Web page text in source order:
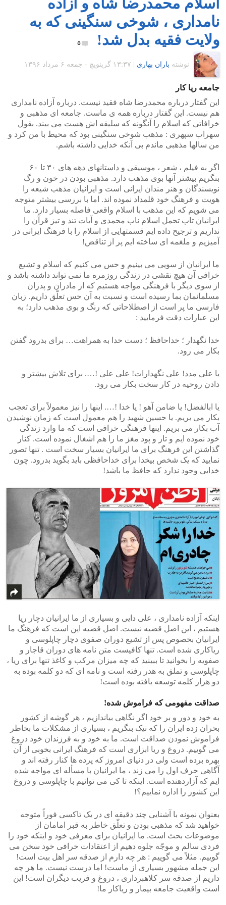
نامداری ، شوخی سنگینی که به
ولایت فقیه بدل شد!
۵
نوشته باران بهاری ۱۳:۳۷ گرينويچ - جمعه ۶ مرداد ۱۳۹۶
جامعه ریا کار
این گفتار درباره محمدرضا شاه فقید نیست. درباره آزاده نامداری
هم نیست. این گفتار درباره همه ی ماست. جامعه ای مذهبی و
خرافاتی که اسلام را آنگونه که سلیقه اش هست می بیند. بقول
سهراب سپهری : مذهب شوخی سنگینی بود که محیط با من کرد و
من سالها مذهبی ماندم بی آنکه خدایی داشته باشم.
اگر به فیلم ، شعر ، موسیقی و داستانهای دهه های ۳۰ تا ۶۰
بنگریم بیشتر آنها بوی مذهب دارد. مذهبی بودن در خون و رگ
نویسندگان و هنر مندان ایرانی است و ایرانیان مذهب شیعه را
هویت و فرهنگ خود قلمداد نموده اند. اما با بررسی بیشتر متوجه
می شویم که این مذهب با اسلام واقعی فاصله بسیار دارد. ما
ایرانیان تاب تحمل اسلام ناب محمدی و آیات تند و تیز قرآن را
نداریم و ترجیح داده ایم قسمتهایی از اسلام را با فرهنگ ایرانی در
آمیزیم و ملغمه ای ساخته ایم پر از تناقض!
ما ایرانیان از سویی می بینیم و حس می کنیم که اسلام و تشیع
خرافی آن هیچ نقشی در زندگی روزمره ما نمی تواند داشته باشد و
از سوی دیگر با فرهنگی مواجه هستیم که از مادران و پدران
مسلمانمان بما رسیده است و نسبت به آن حس تعلّق داریم. زبان
فارسی ما پر است از اصطلاحاتی که رنگ و بوی مذهب دارد؛ به
این عبارات دقت فرمایید :
خدا نگهدار ؛ خداحافظ ؛ دست خدا به همراهت… برای بدرود گفتن
بکار می رود.
یا علی مدد! علی نگهدارات! علی علی !…. برای تلاش بیشتر و
دادن روحیه در کار سخت بکار می رود.
یا ابالفضل! یا ضامن آهو ! یا خدا !…. اینها را نیز معمولاً برای تعجب
بکار می بریم. یا حسین شهید را هم معمول است که زمان نوشیدن
آب بکار می بریم. اینها فرهنگی خرافی است که ما وارد زندگی
خود نموده ایم و تار و پود مغز ما را هم اشغال نموده است. کنار
گذاشتن این فرهنگ برای ما ایرانیان بسیار سخت است . تنها تصور
نمایید که یک شخص بیخدا برای خداحافظی باید بگوید بدرود. چون
خدایی وجود ندارد که حافظ ما باشد!
اینکه آزاده نامداری ، علی دایی و بسیاری از ما ایرانیان دچار ریا
هستیم ، این اصل قضیه نیست. اصل قضیه این است که فرهنگ ما
ایرانیان بخصوص پس از تشیع دوران صفوی دچار چاپلوسی و
ریاکاری شده است. تنها کافیست متن نامه های دوران قاجار و
صفویه را بخوانید تا ببینید که چه میزان مرکب و کاغذ تنها برای ریا ،
چاپلوسی و تملق به هدر رفته است و نامه ای که دو کلمه بوده به
دو هزار کلمه توسعه یافته بوده است!
صداقت مفهومی که فراموش شده!
به خود و دور و بر خود اگر نگاهی بیاندازیم ، هر گوشه از کشور
بحران زده ایران را که نیک بنگریم ، بسیاری از مشکلات ما بخاطر
فراموش نمودن صداقت است. ما به خود و به فرزندان خود دروغ
می گوییم. دروغ و ریا ابزاری است که فرهنگ ایرانی بخوبی از آن
بهره برده است ولی در دنیای امروز که پرده ها کنار رفته اند و
آگاهی حرف اول را می زند ، ما ایرانیان با مسأله ای مواجه شده
ایم که آزاردهنده است. اینکه تا کی می توانیم با چاپلوسی و دروغ
این کشور را اداره نماییم؟!
بعنوان نمونه با آشنایی چند دقیقه ای در یک تاکسی فوراً متوجه
خواهید شد که مذهبی بودن و تعلّق خاطر به قبر امامان از
موضوعات بحث است. ما ایرانیان برای معرفی خود و اینکه خود را
فردی سالم و موجّه جلوه دهیم از اعتقادات خرافی خود سخن می
گوییم. مثلاً می گوییم : هر چه دارم از صدقه سر اهل بیت است!
این جمله مشهور بسیاری از ماست! اما درست نیست. ما هر چه
داریم از صدقه سر کلاهبرداری ، دروغ و فریب دیگران است! این
است واقعیت جامعه بیمار و ریاکار ما!